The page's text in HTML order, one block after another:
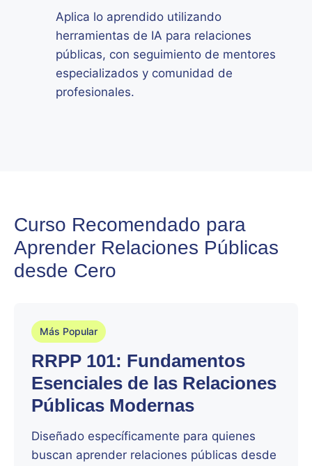
Aplica lo aprendido utilizando
herramientas de IA para relaciones
públicas, con seguimiento de mentores
especializados y comunidad de
profesionales.
Curso Recomendado para
Aprender Relaciones Públicas
desde Cero
Más Popular
RRPP 101: Fundamentos
Esenciales de las Relaciones
Públicas Modernas
Diseñado específicamente para quienes
buscan aprender relaciones públicas desde